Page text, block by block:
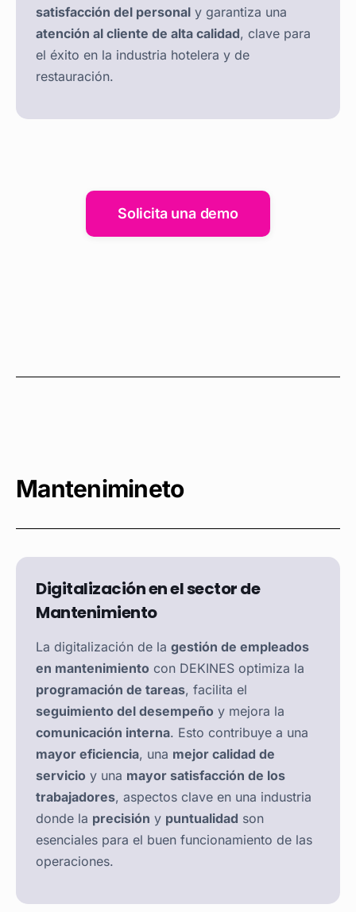
satisfacción del personal y garantiza una
atención al cliente de alta calidad, clave para
el éxito en la industria hotelera y de
restauración.
Solicita una demo
Mantenimineto
Digitalización en el sector de
Mantenimiento
La digitalización de la gestión de empleados
en mantenimiento con DEKINES optimiza la
programación de tareas, facilita el
seguimiento del desempeño y mejora la
comunicación interna. Esto contribuye a una
mayor eficiencia, una mejor calidad de
servicio y una mayor satisfacción de los
trabajadores, aspectos clave en una industria
donde la precisión y puntualidad son
esenciales para el buen funcionamiento de las
operaciones.